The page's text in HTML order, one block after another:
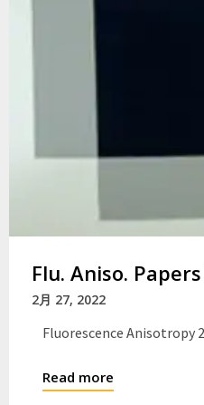
Flu. Aniso.
2月 27, 2022
Fluorescence Anisotropy
Read more